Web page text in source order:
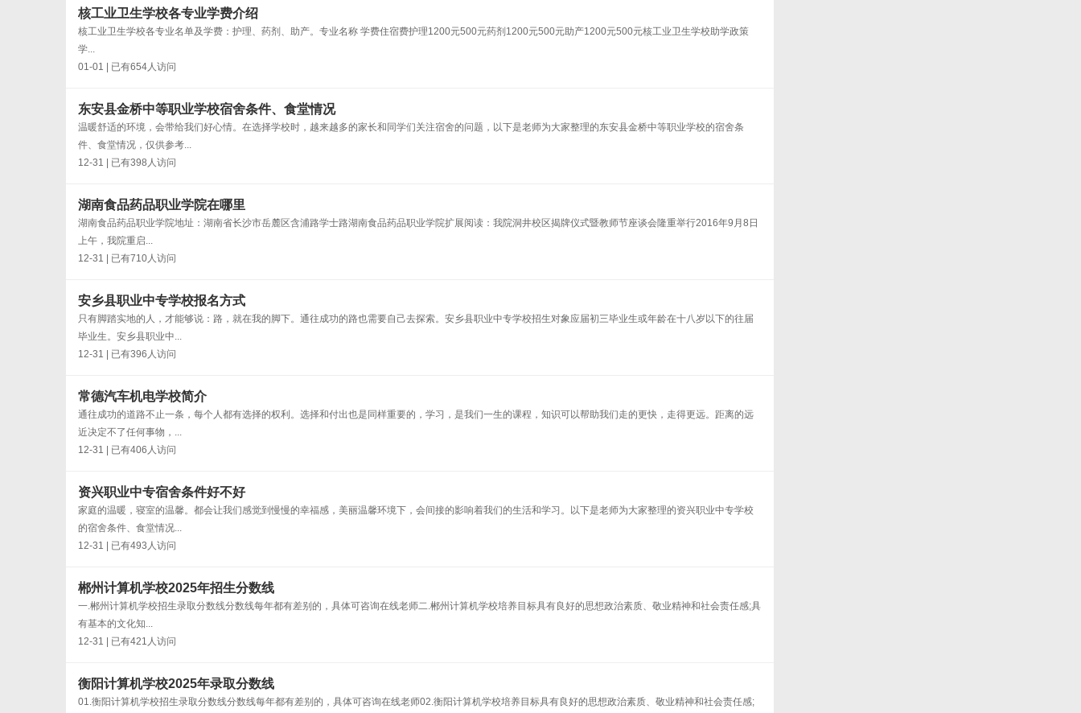
核工业卫生学校各专业学费介绍
核工业卫生学校各专业名单及学费：护理、药剂、助产。专业名称 学费住宿费护理1200元500元药剂1200元500元助产1200元500元核工业卫生学校助学政策
学...
01-01 | 已有654人访问
东安县金桥中等职业学校宿舍条件、食堂情况
温暖舒适的环境，会带给我们好心情。在选择学校时，越来越多的家长和同学们关注宿舍的问题，以下是老师为大家整理的东安县金桥中等职业学校的宿舍条
件、食堂情况，仅供参考...
12-31 | 已有398人访问
湖南食品药品职业学院在哪里
湖南食品药品职业学院地址：湖南省长沙市岳麓区含浦路学士路湖南食品药品职业学院扩展阅读：我院洞井校区揭牌仪式暨教师节座谈会隆重举行2016年9月8日
上午，我院重启...
12-31 | 已有710人访问
安乡县职业中专学校报名方式
只有脚踏实地的人，才能够说：路，就在我的脚下。通往成功的路也需要自己去探索。安乡县职业中专学校招生对象应届初三毕业生或年龄在十八岁以下的往届
毕业生。安乡县职业中...
12-31 | 已有396人访问
常德汽车机电学校简介
通往成功的道路不止一条，每个人都有选择的权利。选择和付出也是同样重要的，学习，是我们一生的课程，知识可以帮助我们走的更快，走得更远。距离的远
近决定不了任何事物，...
12-31 | 已有406人访问
资兴职业中专宿舍条件好不好
家庭的温暖，寝室的温馨。都会让我们感觉到慢慢的幸福感，美丽温馨环境下，会间接的影响着我们的生活和学习。以下是老师为大家整理的资兴职业中专学校
的宿舍条件、食堂情况...
12-31 | 已有493人访问
郴州计算机学校2025年招生分数线
一.郴州计算机学校招生录取分数线分数线每年都有差别的，具体可咨询在线老师二.郴州计算机学校培养目标具有良好的思想政治素质、敬业精神和社会责任感;具
有基本的文化知...
12-31 | 已有421人访问
衡阳计算机学校2025年录取分数线
01.衡阳计算机学校招生录取分数线分数线每年都有差别的，具体可咨询在线老师02.衡阳计算机学校培养目标具有良好的思想政治素质、敬业精神和社会责任感;